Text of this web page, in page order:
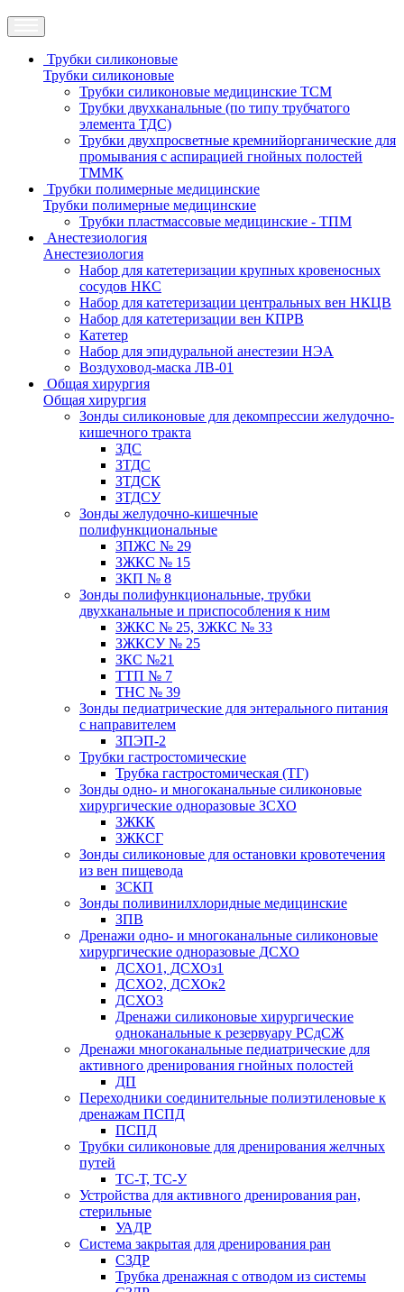
Трубки силиконовые
Трубки силиконовые
Трубки силиконовые медицинские ТСМ
Трубки двухканальные (по типу трубчатого
элемента ТДС)
Трубки двухпросветные кремнийорганические для
промывания с аспирацией гнойных полостей
ТММК
Трубки полимерные медицинские
Трубки полимерные медицинские
Трубки пластмассовые медицинские - ТПМ
Анестезиология
Анестезиология
Набор для катетеризации крупных кровеносных
сосудов НКС
Набор для катетеризации центральных вен НКЦВ
Набор для катетеризации вен КПРВ
Катетер
Набор для эпидуральной анестезии НЭА
Воздуховод-маска ЛВ-01
Общая хирургия
Общая хирургия
Зонды силиконовые для декомпрессии желудочно-
кишечного тракта
ЗДС
ЗТДС
ЗТДСК
ЗТДСУ
Зонды желудочно-кишечные
полифункциональные
ЗПЖС № 29
ЗЖКС № 15
ЗКП № 8
Зонды полифункциональные, трубки
двухканальные и приспособления к ним
ЗЖКС № 25, ЗЖКС № 33
ЗЖКСУ № 25
ЗКС №21
ТТП № 7
ТНС № 39
Зонды педиатрические для энтерального питания
с направителем
ЗПЭП-2
Трубки гастростомические
Трубка гастростомическая (ТГ)
Зонды одно- и многоканальные силиконовые
хирургические одноразовые ЗСХО
ЗЖКК
ЗЖКСГ
Зонды силиконовые для остановки кровотечения
из вен пищевода
ЗСКП
Зонды поливинилхлоридные медицинские
ЗПВ
Дренажи одно- и многоканальные силиконовые
хирургические одноразовые ДСХО
ДСХО1, ДСХОз1
ДСХО2, ДСХОк2
ДСХО3
Дренажи силиконовые хирургические
одноканальные к резервуару РСдСЖ
Дренажи многоканальные педиатрические для
активного дренирования гнойных полостей
ДП
Переходники соединительные полиэтиленовые к
дренажам ПСПД
ПСПД
Трубки силиконовые для дренирования желчных
путей
ТС-Т, ТС-У
Устройства для активного дренирования ран,
стерильные
УАДР
Система закрытая для дренирования ран
СЗДР
Трубка дренажная с отводом из системы